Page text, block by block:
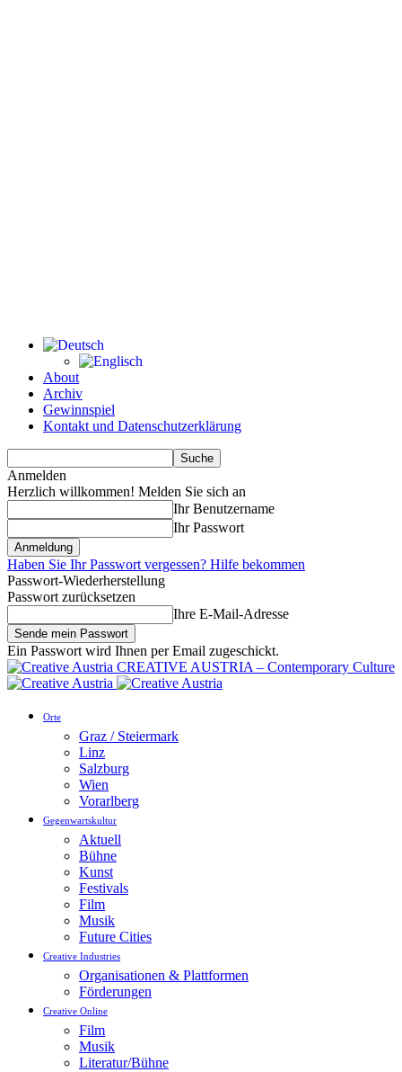
About
Archiv
Gewinnspiel
Kontakt und Datenschutzerklärung
Anmelden
Herzlich willkommen! Melden Sie sich an
Ihr Benutzername
Ihr Passwort
Haben Sie Ihr Passwort vergessen? Hilfe bekommen
Passwort-Wiederherstellung
Passwort zurücksetzen
Ihre E-Mail-Adresse
Ein Passwort wird Ihnen per Email zugeschickt.
CREATIVE AUSTRIA – Contemporary Culture
Orte
Graz / Steiermark
Linz
Salzburg
Wien
Vorarlberg
Gegenwartskultur
Aktuell
Bühne
Kunst
Festivals
Film
Musik
Future Cities
Creative Industries
Organisationen & Plattformen
Förderungen
Creative Online
Film
Musik
Literatur/Bühne